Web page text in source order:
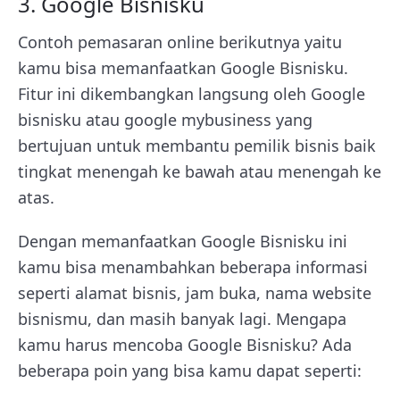
Contoh pemasaran online berikutnya yaitu
kamu bisa memanfaatkan Google Bisnisku.
Fitur ini dikembangkan langsung oleh Google
bisnisku atau google mybusiness yang
bertujuan untuk membantu pemilik bisnis baik
tingkat menengah ke bawah atau menengah ke
atas.
Dengan memanfaatkan Google Bisnisku ini
kamu bisa menambahkan beberapa informasi
seperti alamat bisnis, jam buka, nama website
bisnismu, dan masih banyak lagi. Mengapa
kamu harus mencoba Google Bisnisku? Ada
beberapa poin yang bisa kamu dapat seperti: